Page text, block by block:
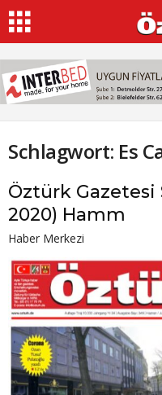
Schlagwort: Es
Öztürk Gazetesi
2020) Hamm
Haber Merkezi